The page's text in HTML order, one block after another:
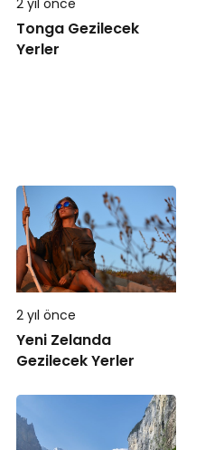
2 yıl önce
Tonga Gezilecek
Yerler
2 yıl önce
Yeni Zelanda
Gezilecek Yerler